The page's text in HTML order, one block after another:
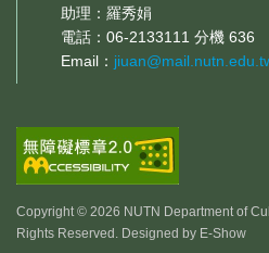
助理：羅秀娟
電話：06-2133111 分機 636
Email：
Copyright © 2026 NUTN Department of
Rights Reserved. Designed by E-Show